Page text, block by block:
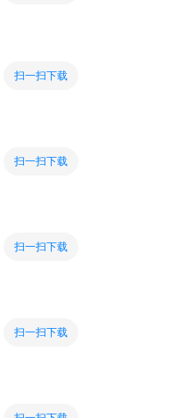
扫一扫下载
扫一扫下载
扫一扫下载
扫一扫下载